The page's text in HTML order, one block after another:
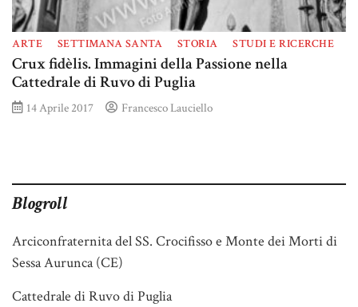
ARTE SETTIMANA SANTA STORIA STUDI E RICERCHE
Crux fidèlis. Immagini della Passione nella
Cattedrale di Ruvo di Puglia
14 Aprile 2017 Francesco Lauciello
Blogroll
Arciconfraternita del SS. Crocifisso e Monte dei Morti di
Sessa Aurunca (CE)
Cattedrale di Ruvo di Puglia